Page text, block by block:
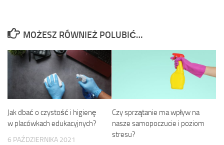
MOŻESZ RÓWNIEŻ POLUBIĆ…
Jak dbać o czystość i higienę
w placówkach edukacyjnych?
6 PAŹDZIERNIKA 2021
Czy sprzątanie ma wpływ na
nasze samopoczucie i poziom
stresu?